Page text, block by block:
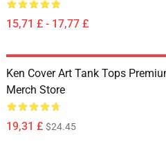
15,71 £ - 17,77 £
Ken Cover Art Tank Tops
Merch Store
19,31 £ $24.45